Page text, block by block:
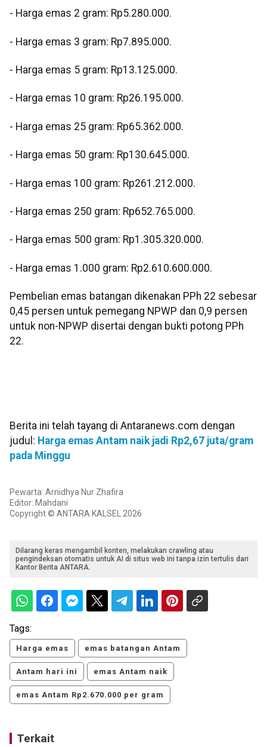
‎- Harga emas 2 gram: Rp5.280.000.
‎- Harga emas 3 gram: Rp7.895.000.
‎- Harga emas 5 gram: Rp13.125.000.
‎- Harga emas 10 gram: Rp26.195.000.
‎- Harga emas 25 gram: Rp65.362.000.
‎- Harga emas 50 gram: Rp130.645.000.
‎- Harga emas 100 gram: Rp261.212.000.
‎- Harga emas 250 gram: Rp652.765.000.
‎- Harga emas 500 gram: Rp1.305.320.000.
‎- Harga emas 1.000 gram: Rp2.610.600.000.
Pembelian emas batangan dikenakan PPh 22 sebesar
0,45 persen untuk pemegang NPWP dan 0,9 persen
untuk non-NPWP disertai dengan bukti potong PPh
22.
Berita ini telah tayang di Antaranews.com dengan
judul: Harga emas Antam naik jadi Rp2,67 juta/gram
pada Minggu
Pewarta: Arnidhya Nur Zhafira
Editor: Mahdani
Copyright © ANTARA KALSEL 2026
Dilarang keras mengambil konten, melakukan crawling atau
pengindeksan otomatis untuk AI di situs web ini tanpa izin tertulis dari
Kantor Berita ANTARA.
Tags:
Harga emas emas batangan Antam
Antam hari ini emas Antam naik
emas Antam Rp2.670.000 per gram
Terkait